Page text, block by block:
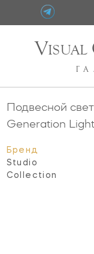
VISUAL
Подвесной
Generation
Бренд
Studio
Collection